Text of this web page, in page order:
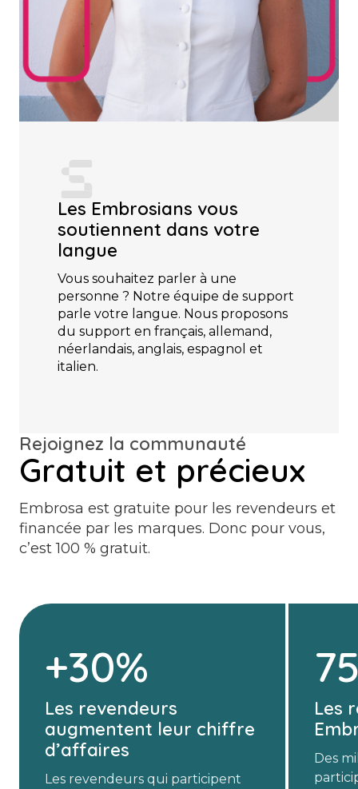
Les Embrosians vous
soutiennent dans votre
langue
Vous souhaitez parler à une
personne ? Notre équipe de support
parle votre langue. Nous proposons
du support en français, allemand,
néerlandais, anglais, espagnol et
italien.
Gratuit et précieux
Rejoignez la communauté
Embrosa est gratuite pour les revendeurs et
financée par les marques. Donc pour vous,
c’est 100 % gratuit.
+30%
Les revendeurs
augmentent leur chiffre
d’affaires
Les revendeurs qui participent
Les
Des